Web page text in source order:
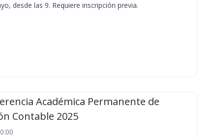
desde las 9. Requiere inscripción previa.
Académica Permanente de
Contable 2025